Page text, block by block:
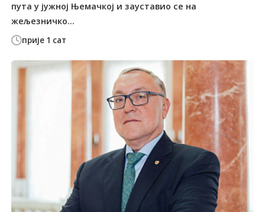
прије 1 сат
пута у јужној Њемачкој и зауставио се на
жељезничко...